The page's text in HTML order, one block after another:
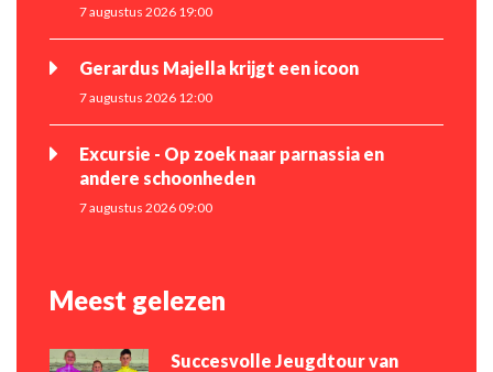
7 augustus 2026 19:00
Gerardus Majella krijgt een icoon
7 augustus 2026 12:00
Excursie - Op zoek naar parnassia en
andere schoonheden
7 augustus 2026 09:00
Meest gelezen
Succesvolle Jeugdtour van